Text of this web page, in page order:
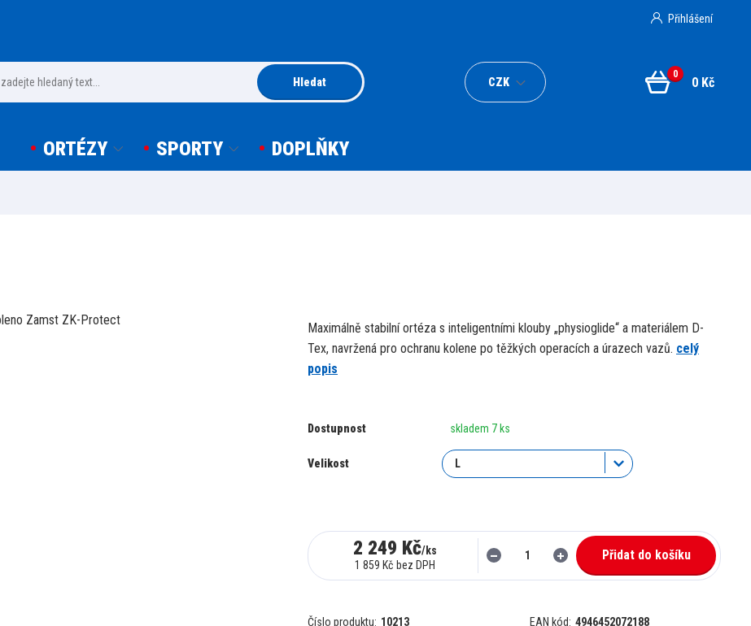
CZK
Přihlášení
Hledat
0
0 Kč
ORTÉZY SPORTY DOPLŇKY
Maximálně stabilní ortéza s inteligentními klouby „physioglide“ a materiálem D-
Tex, navržená pro ochranu kolene po těžkých operacích a úrazech vazů. celý
popis
Dostupnost skladem 7 ks
Velikost
2 249 Kč/ks
1 859 Kč bez DPH
Přidat do košíku
Číslo produktu: 10213 EAN kód: 4946452072188